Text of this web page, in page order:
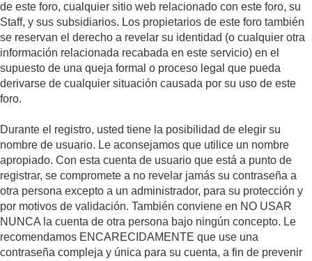
de este foro, cualquier sitio web relacionado con este foro, su
Staff, y sus subsidiarios. Los propietarios de este foro también
se reservan el derecho a revelar su identidad (o cualquier otra
información relacionada recabada en este servicio) en el
supuesto de una queja formal o proceso legal que pueda
derivarse de cualquier situación causada por su uso de este
foro.
Durante el registro, usted tiene la posibilidad de elegir su
nombre de usuario. Le aconsejamos que utilice un nombre
apropiado. Con esta cuenta de usuario que está a punto de
registrar, se compromete a no revelar jamás su contraseña a
otra persona excepto a un administrador, para su protección y
por motivos de validación. También conviene en NO USAR
NUNCA la cuenta de otra persona bajo ningún concepto. Le
recomendamos ENCARECIDAMENTE que use una
contraseña compleja y única para su cuenta, a fin de prevenir